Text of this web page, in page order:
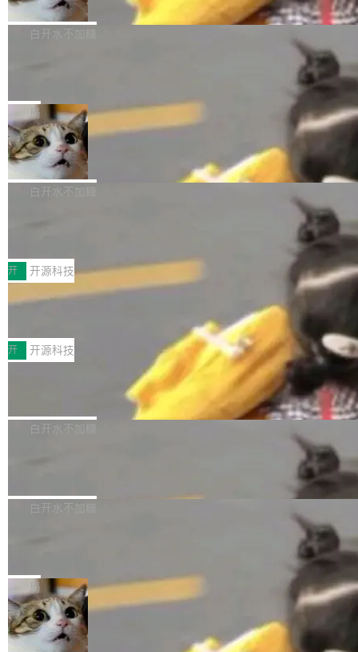
的。 从 deb 到 snap 的迁移路径 hwctl 是 rust-
hwlib 硬件 API 库的一部分，命令行工具负责查
ation 就曝出她将重回 OpenAI，负责递归自我
改进方向的研究。她是 Thinking Machines 过
一在人才争夺战中失血的公司。六月，Google
连失两员大将：Noam Shazeer 去了 Op...
FFmpeg 9.0 现已发布，包含多项改进。官方更
新日志列出的 9.0 版本主要更新内容如下： 扩
er HE-AAC 960 解码 (DAB+) transpose_cuda
filter 添加 AMF Frame Rate Converter (vf_frc
_amf) filter SMPTE 2094-50 元数据支持和直
通 ProRes RAW VideoToolbox 硬件加速器 AP
V ...
白开水不加糖
Code 在 X 上发帖：「DeepSeek Flash did 8T
tokens on August 1st. 5T of free usage + 3T
on OpenCode Go.」79.8 万次浏览，连带着 #
DeepSeek一天消耗了8万亿# 上了微博热搜——
注意这是 OpenCode 一家的消耗。 OpenCode
不完。」5T 来自免费额度，3T 来自 Go...
局
NetBSD 11.0 正式发布
NetBSD 11.0 现已正式发布，这是 NetBSD 操
作系统的第十八个主要版本。 自 NetBSD 10.1
ve JH71XX 的设备，例如 VisionFive 2、PINE
64 STAR64，以及 QEMU。 增强了对 POSIX.1
-2024 和 C23 编程接口标准的兼容性。 compat
_linux(8) 增强了对 Linux 系统调用的支持，包
括 epoll（围绕 kqueue 实现）、POSIX 消息队
列、...
白开水不加糖
案
享会在上海举办。鸿蒙生态的全场景智慧营销平
台鲸鸿动能协同华为游戏中心，面向游戏行业开
发者及生态伙伴，系统呈现了平台在游戏领域的
完整能力版图——从IAP高价值用户的全周期经
营、到IAA游戏的“买变一体”正循环、再到联运与
广告协同的全链路经营闭环，以及面向全球市场
的出海增长布局。 华为终端云业务商业化销售负
责人在开场致辞中表示，游戏开发者的核心诉求
已不再是“多一个投放渠道”，而是一套能够持续
高质量游戏...
开 开源科技
技嘉X3D系列再添新成员 B850 AORU
面向AMD Ryzen X3D处理器玩家，技嘉X3D系
列主板阵容迎来新成员——B850 AORUS ELITE
X3D。作为面向主流高性能平台打造的全新主板
产品，B850 AORUS ELITE X3D延续技嘉在X3
D平台优化上的技术积累，旨在为游戏玩家带来
更稳定、更高效的装机选择。 B850 AORUS ELI
式2.0，可根据不同使用场景释放处理器潜力，
开 开源科技
Zadig v5.0 发布：AI 发布专员与 AI 审
我们团队这几天最大的卡点不是 AI 写得不够
好，是 AI 写得太好了。 好到审查排期从两天的
过 1528 名开发者，85% 说 AI 把瓶颈从写代码
白开水不加糖
数据库，有一个图形后端。作为一个原生的 Gra
布，具体更新内容包括： feat(zero)：Zero 现
支持 --security superflag（token=...;whitelist
=...），与 Alpha 版本的格式一致，并据此对其
管理 HTTP 端点进行授权。 <blockquote> <p>
白开水不加糖
块钱的玩意儿——一根小竹签，一个竹筒，一头
系着涂了松香的线。甩起来，竹膜震动，发出“哇
——哇”的蝉鸣声。实物越来越难找了，有开发者
把它做成了 Web 玩具，放在 zhuzhiliao.imsai.c
局
30倍效率升级：解锁医学影像数据要素
价值化的真实路径
完成一例腹部CT影像标注，张医生过去需要约1